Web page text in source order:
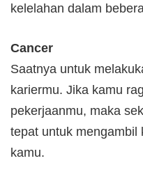
kelelahan dalam
Cancer
Saatnya untuk
kariermu. Jika kamu
pekerjaanmu, maka
tepat untuk mengambil
kamu.